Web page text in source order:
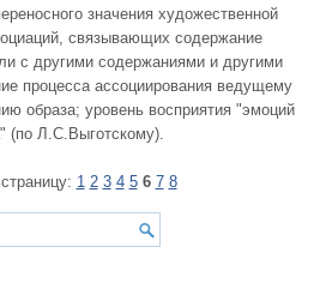
значения художественной
связывающих содержание
с другими содержаниями и другими
процесса ассоциирования ведущему
образа; уровень восприятия "эмоций
(по Л.С.Выготскому).
1 2 3 4 5 6 7 8